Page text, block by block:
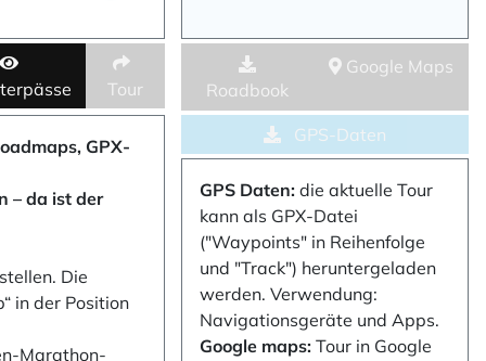
Tour Roadbook
Google Maps
GPX-
– da ist der
Die
in der Position
Marathon-
GPS-Daten
GPS Daten: die aktuelle Tour
kann als GPX-Datei
("Waypoints" in Reihenfolge
und "Track") heruntergeladen
werden. Verwendung:
Navigationsgeräte und Apps.
Google maps: Tour in Google